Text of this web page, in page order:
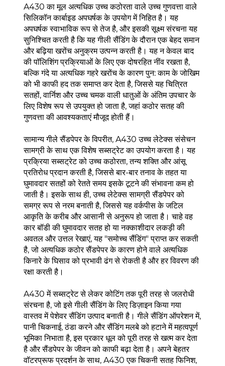
A430 का मूल अत्यधिक उच्च कठोरता वाले उच्च गुणवत्ता वाले
सिलिकॉन कार्बाइड अपघर्षक के उपयोग में निहित है। यह
अपघर्षक स्वाभाविक रूप से तेज है, और इसकी सूक्ष्म संरचना यह
सुनिश्चित करती है कि यह गीली सैंडिंग के दौरान एक बेहद समान
और बढ़िया खरोंच अनुक्रम उत्पन्न करती है। यह न केवल बाद
की पॉलिशिंग प्रक्रियाओं के लिए एक दोषरहित नींव रखता है,
बल्कि गंदे या अत्यधिक गहरे खरोंच के कारण पुन: काम के जोखिम
को भी काफी हद तक समाप्त कर देता है, जिससे यह चित्रित
सतहों, वार्निश और उच्च चमक वाली धातुओं के अंतिम उपचार के
लिए विशेष रूप से उपयुक्त हो जाता है, जहां कठोर सतह की
गुणवत्ता की आवश्यकताएं मौजूद होती हैं।
सामान्य गीले सैंडपेपर के विपरीत, A430 उच्च लेटेक्स संसेचन
सामग्री के साथ एक विशेष सब्सट्रेट का उपयोग करता है। यह
प्रक्रिया सब्सट्रेट को उच्च कठोरता, तन्य शक्ति और आंसू
प्रतिरोध प्रदान करती है, जिससे बार-बार तनाव के तहत या
घुमावदार सतहों को रेतते समय इसके टूटने की संभावना कम हो
जाती है। इसके साथ ही, उच्च लेटेक्स सामग्री सैंडपेपर को
समग्र रूप से नरम बनाती है, जिससे यह वर्कपीस के जटिल
आकृति के करीब और आसानी से अनुरूप हो जाता है। चाहे वह
कार बॉडी की घुमावदार सतह हो या नक्काशीदार लकड़ी की
अवतल और उत्तल रेखाएं, यह "समोच्च सैंडिंग" प्राप्त कर सकती
है, जो अत्यधिक कठोर सैंडपेपर के कारण होने वाले अत्यधिक
किनारे के घिसाव को प्रभावी ढंग से रोकती है और हर विवरण की
रक्षा करती है।
A430 में सब्सट्रेट से लेकर कोटिंग तक पूरी तरह से जलरोधी
संरचना है, जो इसे गीली सैंडिंग के लिए डिज़ाइन किया गया
वास्तव में पेशेवर सैंडिंग उत्पाद बनाती है। गीले सैंडिंग ऑपरेशन में,
पानी चिकनाई, ठंडा करने और सैंडिंग मलबे को हटाने में महत्वपूर्ण
भूमिका निभाता है, इस प्रकार धूल को पूरी तरह से खत्म कर देता
है और सैंडपेपर के जीवन को काफी बढ़ा देता है। अपने बेहतर
वॉटरप्रूफ प्रदर्शन के साथ, A430 एक चिकनी सतह फिनिश,